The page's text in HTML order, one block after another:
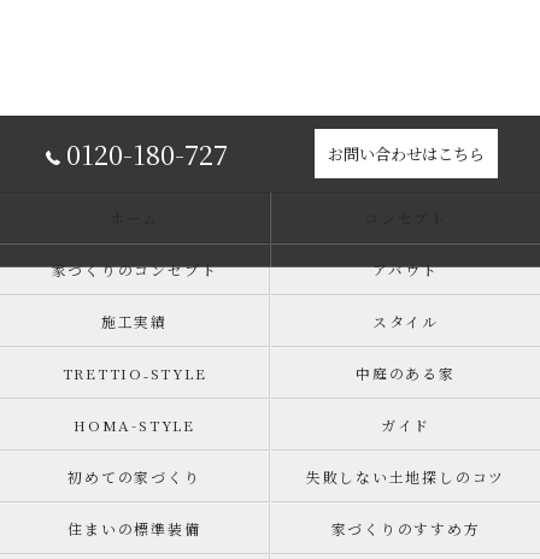
0120-180-727 お問い合わせはこちら
家づくりのコンセプト アバウト
施工実績 スタイル
TRETTIO₋STYLE 中庭のある家
HOMA-STYLE ガイド
初めての家づくり 失敗しない土地探しのコツ
住まいの標準装備 家づくりのすすめ方